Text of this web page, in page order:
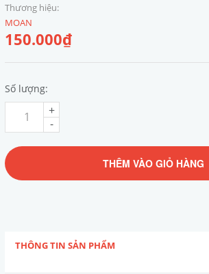
Thương hiệu:
MOAN
150.000₫
Số lượng:
-
+
THÊM VÀO GIỎ HÀNG
THÔNG TIN SẢN PHẨM